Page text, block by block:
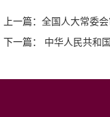
上一篇： 全国人大常委
下一篇： 中华人民共和